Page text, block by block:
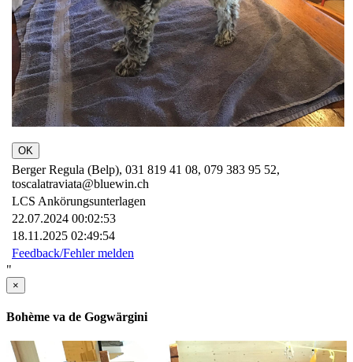
OK
Berger Regula (Belp), 031 819 41 08, 079 383 95 52,
toscalatraviata@bluewin.ch
LCS Ankörungsunterlagen
22.07.2024 00:02:53
18.11.2025 02:49:54
Feedback/Fehler melden
"
×
Bohème va de Gogwärgini